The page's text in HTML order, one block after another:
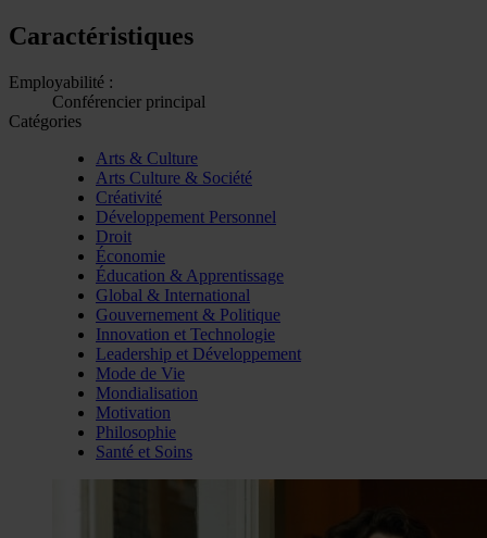
Caractéristiques
Employabilité :
Conférencier principal
Catégories
Arts & Culture
Arts Culture & Société
Créativité
Développement Personnel
Droit
Économie
Éducation & Apprentissage
Global & International
Gouvernement & Politique
Innovation et Technologie
Leadership et Développement
Mode de Vie
Mondialisation
Motivation
Philosophie
Santé et Soins